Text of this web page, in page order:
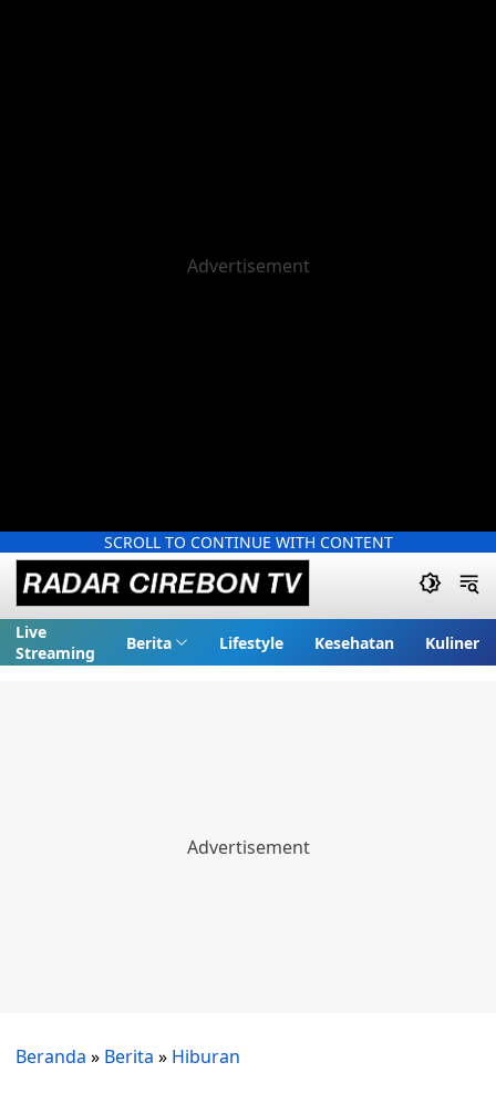
SCROLL TO CONTINUE WITH CONTENT
Live
Streaming
Berita Lifestyle Kesehatan Kuliner
Beranda » Berita » Hiburan